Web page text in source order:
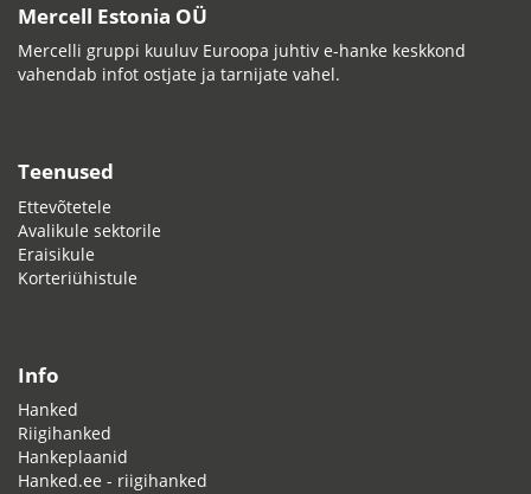
Mercell Estonia OÜ
Mercelli gruppi kuuluv Euroopa juhtiv e-hanke keskkond
vahendab infot ostjate ja tarnijate vahel.
Teenused
Ettevõtetele
Avalikule sektorile
Eraisikule
Korteriühistule
Info
Hanked
Riigihanked
Hankeplaanid
Hanked.ee - riigihanked